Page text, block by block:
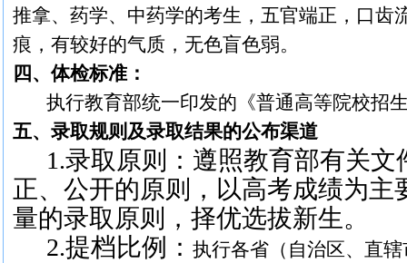
推拿、药学、中药学的考生，五官端正，口齿
痕，有较好的气质，无色盲色弱。
四、体检标准：
执行教育部统一印发的《普通高等院校招
五、录取规则及录取结果的公布渠道
1.录取原则：遵照教育部有关
正、公开的原则，以高考成绩为主
量的录取原则，择优选拔新生。
2.提档比例： 执行各省（自治区、直